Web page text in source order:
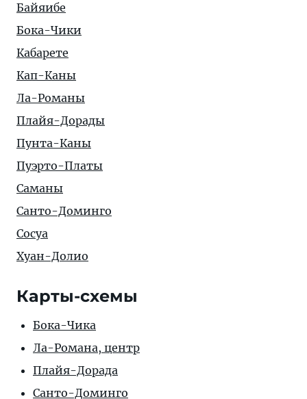
Байяибе
Бока-Чики
Кабарете
Кап-Каны
Ла-Романы
Плайя-Дорады
Пунта-Каны
Пуэрто-Платы
Саманы
Санто-Доминго
Сосуа
Хуан-Долио
Карты-схемы
Бока-Чика
Ла-Романа, центр
Плайя-Дорада
Санто-Доминго